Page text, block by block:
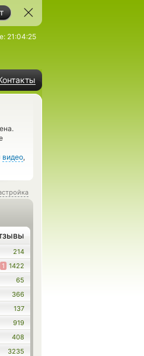
21:04:25
видео,
214
1 1422
65
366
137
919
408
3235